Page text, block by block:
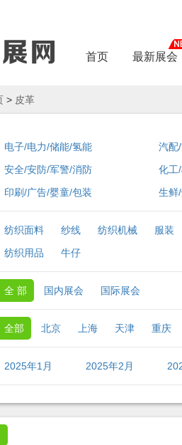
首页 最新展会
> 皮革
电子/电力/储能/氢能 汽配
安全/安防/军警/消防
化工
印刷/广告/婴童/包装
生鲜
纺织面料 纱线 纺织机械 服装
纺织用品
牛仔
全 部 国内展会 国际展会
全部 北京 上海 天津 重庆
2025年1月 2025年2月